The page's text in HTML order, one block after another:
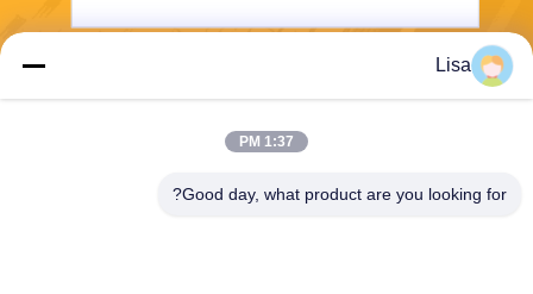
Lisa
1:37 PM
Good day, what product are you looking for?